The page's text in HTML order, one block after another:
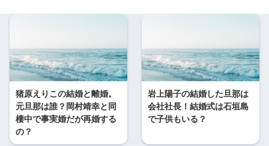
猪原えりこの結婚と離婚。
元旦那は誰？岡村靖幸と同
棲中で事実婚だが再婚する
の？
岩上陽子の結婚した旦那は
会社社長！結婚式は石垣島
で子供もいる？